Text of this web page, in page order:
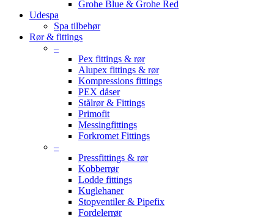
Grohe Blue & Grohe Red
Udespa
Spa tilbehør
Rør & fittings
–
Pex fittings & rør
Alupex fittings & rør
Kompressions fittings
PEX dåser
Stålrør & Fittings
Primofit
Messingfittings
Forkromet Fittings
–
Pressfittings & rør
Kobberrør
Lodde fittings
Kuglehaner
Stopventiler & Pipefix
Fordelerrør